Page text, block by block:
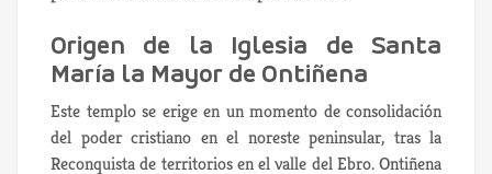
Origen de la Iglesia de Santa
María la Mayor de Ontiñena
Este templo se erige en un momento de consolidación
del poder cristiano en el noreste peninsular, tras la
Reconquista de territorios en el valle del Ebro. Ontiñena